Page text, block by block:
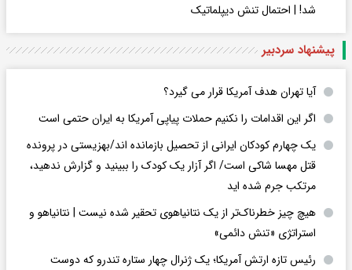
شد! | احتمال تنش دیپلماتیک
پیشنهاد سردبیر
آیا تهران هدف آمریکا قرار می گیرد؟
اگر این اقدامات را نکنیم حملات پیاپی آمریکا به ایران حتمی است
یک چهارم کودکان ایرانی از تحصیل بازمانده اند/بهزیستی در پرونده
قتل مهسا شاکی است/ اگر آزار یک کودک را ببینید و گزارش ندهید،
مرتکب جرم شده اید
هیچ چیز خطرناک‌تر از یک نتانیاهوی تحقیر شده نیست | نتانیاهو و
استراتژی «تنش دائمی»
رئیس تازه ارتش آمریکا؛ یک ژنرال چهار ستاره تندرو که دوست